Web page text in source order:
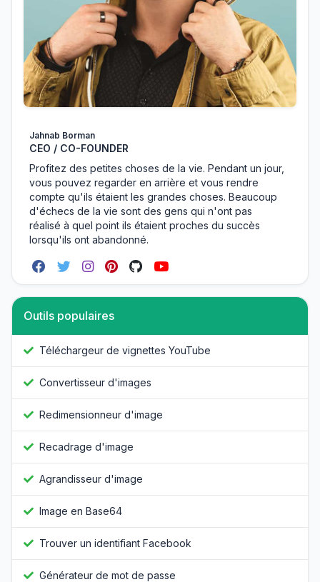
Jahnab Borman
CEO / CO-FOUNDER
Profitez des petites choses de la vie. Pendant un jour,
vous pouvez regarder en arrière et vous rendre
compte qu'ils étaient les grandes choses. Beaucoup
d'échecs de la vie sont des gens qui n'ont pas
réalisé à quel point ils étaient proches du succès
lorsqu'ils ont abandonné.
Outils populaires
Téléchargeur de vignettes YouTube
Convertisseur d'images
Redimensionneur d'image
Recadrage d'image
Agrandisseur d'image
Image en Base64
Trouver un identifiant Facebook
Générateur de mot de passe